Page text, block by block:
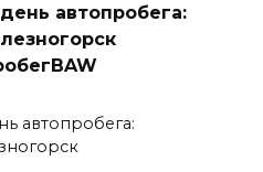
автопробега:
автопробега: